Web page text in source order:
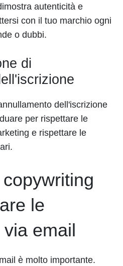
autenticità e
con il tuo marchio ogni
o dubbi.
di
dell'iscrizione
per rispettare le
e rispettare le
le
email
è molto importante.